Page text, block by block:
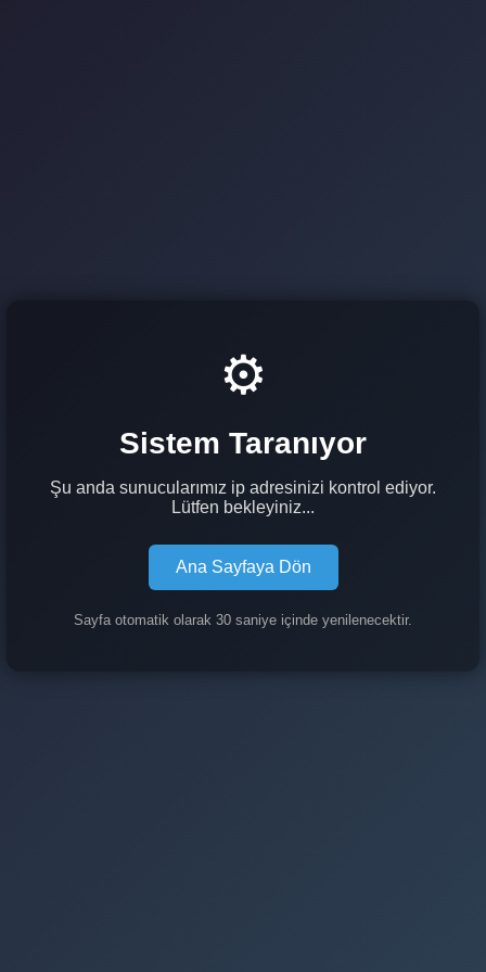
⚙️
Sistem Taranıyor
Şu anda sunucularımız ip adresinizi kontrol ediyor.
Lütfen bekleyiniz...
Ana Sayfaya Dön
Sayfa otomatik olarak 30 saniye içinde yenilenecektir.